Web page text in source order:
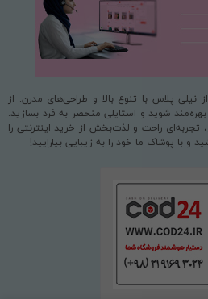
نیلی پلاس با تنوع بالا و طراحی‌های مدرن. از
شوید و استایلی منحصر به فرد بسازید.
راحت و لذت‌بخش از خرید اینترنتی را
و با پوشاک ما خود را به زیبایی بیارایید!